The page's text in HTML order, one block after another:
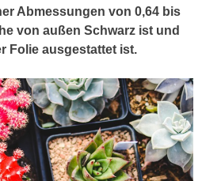
Abmessungen von 0,64 bis
von außen Schwarz ist und
Folie ausgestattet ist.